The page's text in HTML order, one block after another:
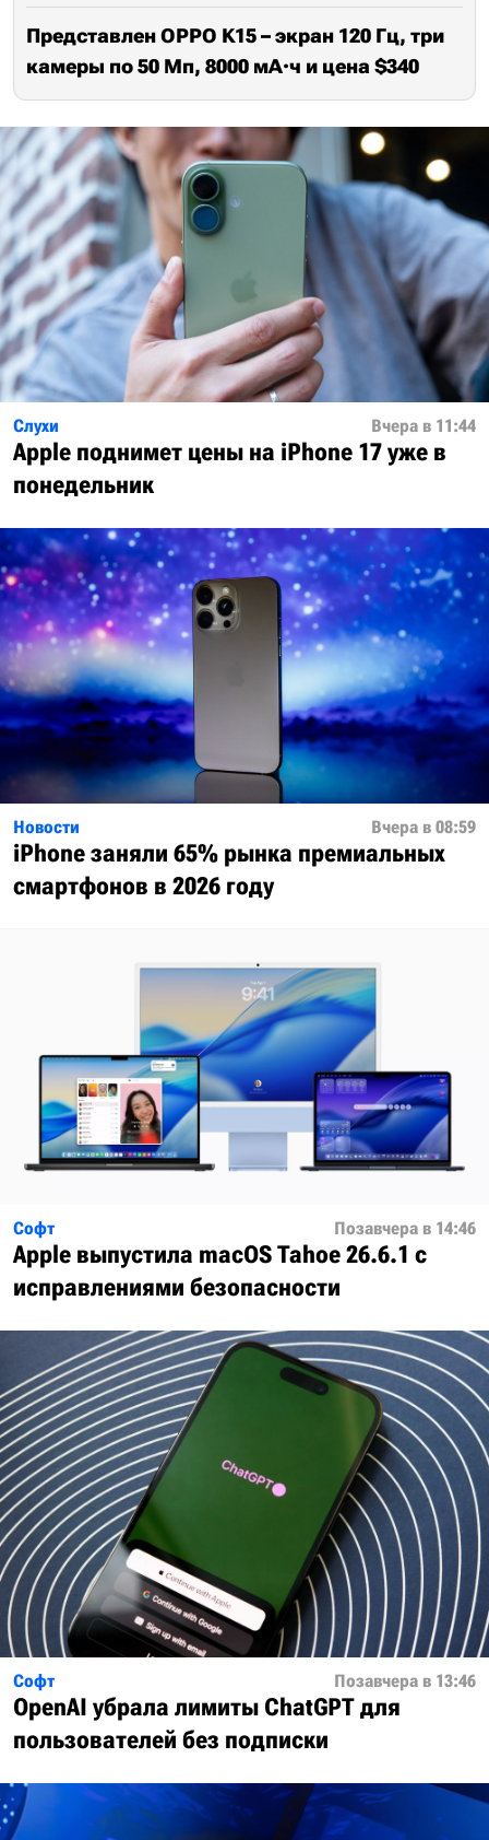
Представлен OPPO K15 – экран 120 Гц, три
камеры по 50 Мп, 8000 мА·ч и цена $340
Слухи Вчера в 11:44
Apple поднимет цены на iPhone 17 уже в
понедельник
Новости Вчера в 08:59
iPhone заняли 65% рынка премиальных
смартфонов в 2026 году
Софт Позавчера в 14:46
Apple выпустила macOS Tahoe 26.6.1 с
исправлениями безопасности
Софт Позавчера в 13:46
OpenAI убрала лимиты ChatGPT для
пользователей без подписки